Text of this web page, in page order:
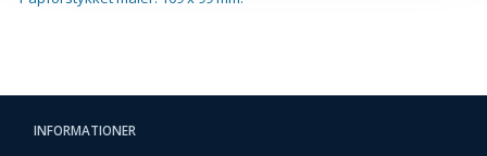
INFORMATIONER